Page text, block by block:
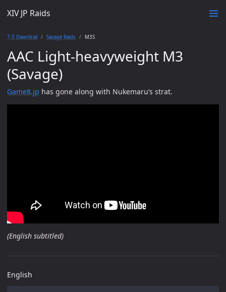
XIV JP Raids
7.0 Dawntrail Savage Raids M3S
AAC Light-heavyweight M3
(Savage)
Game8.jp has gone along with Nukemaru’s strat.
(English subtitled)
English